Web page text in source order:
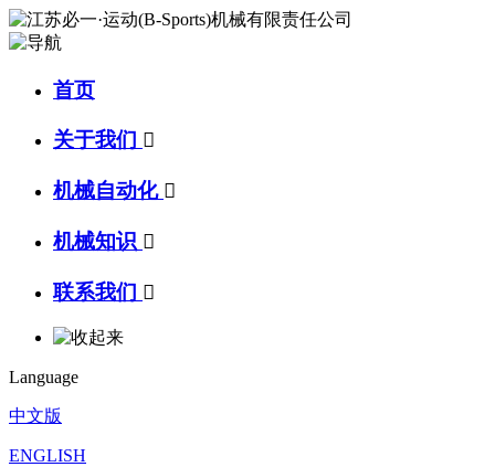
首页
关于我们 
机械自动化 
机械知识 
联系我们 
Language
中文版
ENGLISH